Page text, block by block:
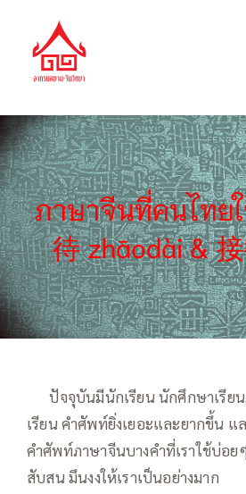
content
ภาษาจีนที่คนไทย
待 zhāodài &
—–ปัจจุบันมีนักเรียน นักศึกษาเรีย
เรียน คำศัพท์ยิ่งเยอะและยากขึ้น แ
คำศัพท์ภาษาจีนบางคำที่เราใช้บ่อย
สับสน มึนงงให้เราเป็นอย่างมาก